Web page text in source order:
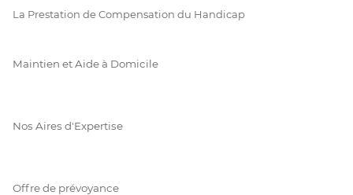
La Prestation de Compensation du Handicap
Maintien et Aide à Domicile
Nos Aires d'Expertise
Offre de prévoyance